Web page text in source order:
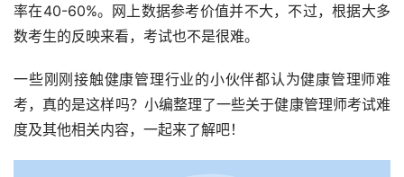
率在40-60%。网上数据参考价值并不大，不过，根据大多
数考生的反映来看，考试也不是很难。
一些刚刚接触健康管理行业的小伙伴都认为健康管理师难
考，真的是这样吗？小编整理了一些关于健康管理师考试难
度及其他相关内容，一起来了解吧！